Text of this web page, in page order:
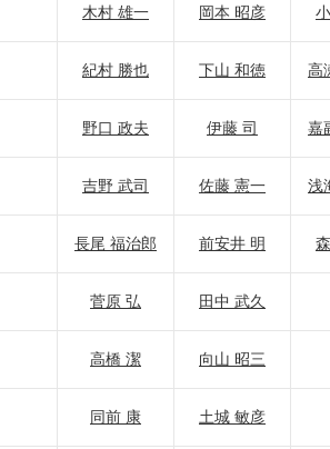
木村 雄一 岡本 昭彦
紀村 勝也 下山 和徳 高
野口 政夫 伊藤 司 嘉
吉野 武司 佐藤 憲一 浅
長尾 福治郎 前安井 明
菅原 弘 田中 武久
高橋 潔 向山 昭三
同前 康 土城 敏彦